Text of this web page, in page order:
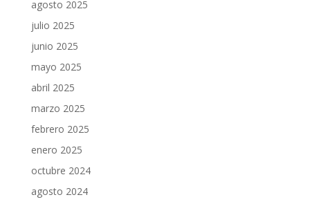
agosto 2025
julio 2025
junio 2025
mayo 2025
abril 2025
marzo 2025
febrero 2025
enero 2025
octubre 2024
agosto 2024